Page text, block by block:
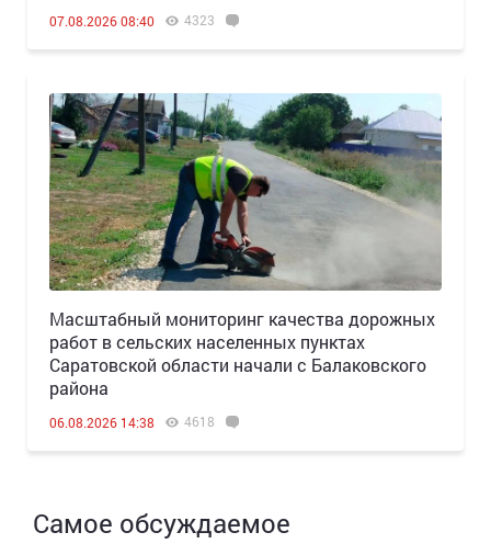
07.08.2026 08:40 4323
Масштабный мониторинг качества дорожных
работ в сельских населенных пунктах
Саратовской области начали с Балаковского
района
06.08.2026 14:38 4618
Самое обсуждаемое